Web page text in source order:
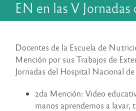
EN en las V
Docentes de la Escuela de
Mención por sus Trabajos de
Jornadas del Hospital Nacional
2da Mención: Video
manos aprendemos a lavar,